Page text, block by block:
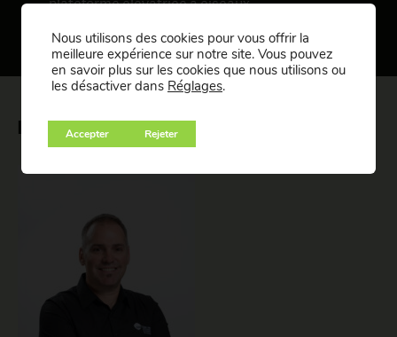
FORMATEUR
Nous utilisons des cookies pour vous offrir la
meilleure expérience sur notre site. Vous pouvez
en savoir plus sur les cookies que nous utilisons ou
les désactiver dans Réglages.
Accepter Rejeter